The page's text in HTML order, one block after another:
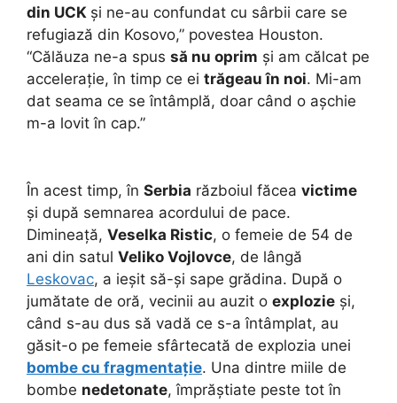
din UCK și ne-au confundat cu sârbii care se
refugiază din Kosovo,” povestea Houston.
“Călăuza ne-a spus să nu oprim și am călcat pe
accelerație, în timp ce ei trăgeau în noi. Mi-am
dat seama ce se întâmplă, doar când o așchie
m-a lovit în cap.”
În acest timp, în Serbia războiul făcea victime
și după semnarea acordului de pace.
Dimineață, Veselka Ristic, o femeie de 54 de
ani din satul Veliko Vojlovce, de lângă
Leskovac, a ieșit să-și sape grădina. După o
jumătate de oră, vecinii au auzit o explozie și,
când s-au dus să vadă ce s-a întâmplat, au
găsit-o pe femeie sfârtecată de explozia unei
bombe cu fragmentație. Una dintre miile de
bombe nedetonate, împrăștiate peste tot în